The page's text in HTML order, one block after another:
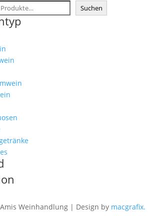
Suchen
Weinhandlung | Design by macgrafix.